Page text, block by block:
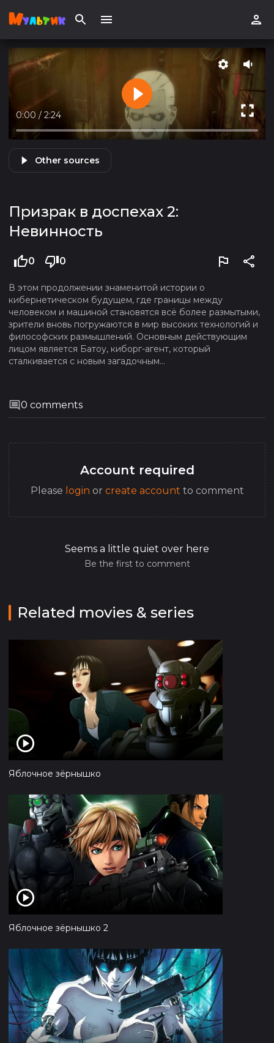
0:00 / 2:24
Other sources
Призрак в доспехах 2:
Невинность
0 0
В этом продолжении знаменитой истории о
кибернетическом будущем, где границы между
человеком и машиной становятся всё более размытыми,
зрители вновь погружаются в мир высоких технологий и
философских размышлений. Основным действующим
лицом является Батоу, киборг-агент, который
сталкивается с новым загадочным...
0 comments
Account required
Please login or create account to comment
Seems a little quiet over here
Be the first to comment
Related movies & series
Яблочное зёрнышко
Яблочное зёрнышко 2